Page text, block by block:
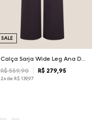
Calça Sarja Wide Leg Ana Dudalina Feminina
R$ 559,90 R$ 279, 95
2x de R$ 139,97
SALE